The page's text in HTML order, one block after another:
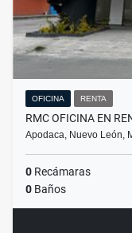
OFICINA RENTA
RMC OFICINA EN
Apodaca, Nuevo León,
0 Recámaras
0 Baños